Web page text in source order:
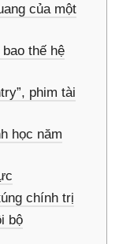
của một
thế hệ
phim tài
học năm
chính trị
bộ